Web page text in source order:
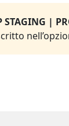
STAGING |